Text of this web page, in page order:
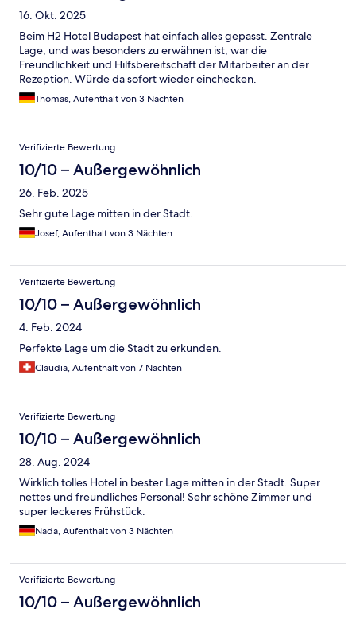
16. Okt. 2025
Beim H2 Hotel Budapest hat einfach alles gepasst. Zentrale
Lage, und was besonders zu erwähnen ist, war die
Freundlichkeit und Hilfsbereitschaft der Mitarbeiter an der
Rezeption. Würde da sofort wieder einchecken.
Thomas, Aufenthalt von 3 Nächten
Verifizierte Bewertung
10/10 – Außergewöhnlich
26. Feb. 2025
Sehr gute Lage mitten in der Stadt.
Josef, Aufenthalt von 3 Nächten
Verifizierte Bewertung
10/10 – Außergewöhnlich
4. Feb. 2024
Perfekte Lage um die Stadt zu erkunden.
Claudia, Aufenthalt von 7 Nächten
Verifizierte Bewertung
10/10 – Außergewöhnlich
28. Aug. 2024
Wirklich tolles Hotel in bester Lage mitten in der Stadt. Super
nettes und freundliches Personal! Sehr schöne Zimmer und
super leckeres Frühstück.
Nada, Aufenthalt von 3 Nächten
Verifizierte Bewertung
10/10 – Außergewöhnlich